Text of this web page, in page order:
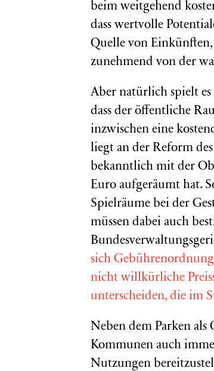
beim weitgehend
dass wertvolle
Quelle von Einkünften,
zunehmend von der
Aber natürlich spielt
dass der öffentliche
inzwischen eine
liegt an der Reform
bekanntlich mit der
Euro aufgeräumt hat.
Spielräume bei der
müssen dabei auch
sich
nicht willkürliche
unterscheiden, die im
Neben dem Parken
Kommunen auch
Nutzungen